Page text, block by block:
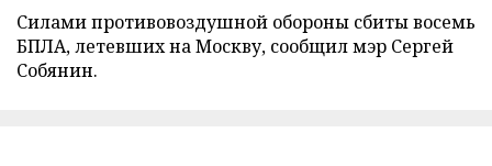
Силами противовоздушной обороны сбиты восемь
БПЛА, летевших на Москву, сообщил мэр Сергей
Собянин.